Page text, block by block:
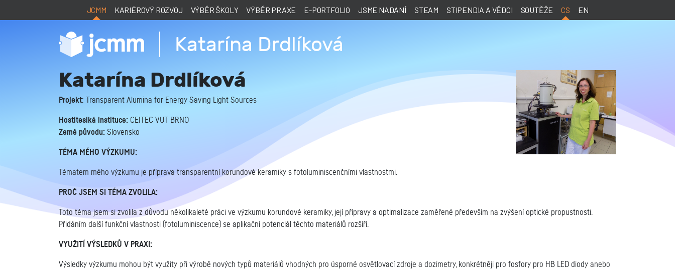
JCMM KARIÉROVÝ ROZVOJ VÝBĚR ŠKOLY VÝBĚR PRAXE E-PORTFOLIO JSME NADANÍ STEAM STIPENDIA A VĚDCI SOUTĚŽE CS EN
Katarína Drdlíková
Katarína Drdlíková
Projekt: Transparent Alumina for Energy Saving Light Sources
Hostiteslká instituce: CEITEC VUT BRNO
Země původu: Slovensko
TÉMA MÉHO VÝZKUMU:
Tématem mého výzkumu je příprava transparentní korundové keramiky s fotoluminiscenčními vlastnostmi.
PROČ JSEM SI TÉMA ZVOLILA:
Toto téma jsem si zvolila z důvodu několikaleté práci ve výzkumu korundové keramiky, její přípravy a optimalizace zaměřené především na zvýšení optické propustnosti.
Přidáním další funkční vlastnosti (fotoluminiscence) se aplikační potenciál těchto materiálů rozšíří.
VYUŽITÍ VÝSLEDKŮ V PRAXI:
Výsledky výzkumu mohou být využity při výrobě nových typů materiálů vhodných pro úsporné osvětlovací zdroje a dozimetry, konkrétněji pro fosfory pro HB LED diody anebo